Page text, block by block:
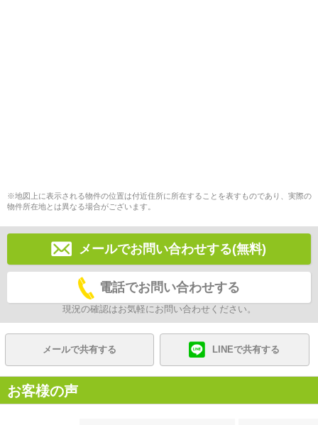
※地図上に表示される物件の位置は付近住所に所在することを表すものであり、実際の
物件所在地とは異なる場合がございます。
メールでお問い合わせする(無料)
電話でお問い合わせする
現況の確認はお気軽にお問い合わせください。
メールで共有する LINEで共有する
お客様の声